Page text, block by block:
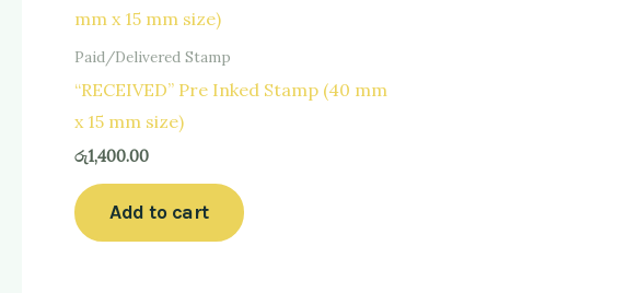
Paid/Delivered Stamp
“RECEIVED” Pre Inked Stamp (40 mm
x 15 mm size)
රු1,400.00
Add to cart